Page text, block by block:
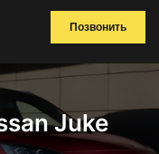
Позвонить
Juke